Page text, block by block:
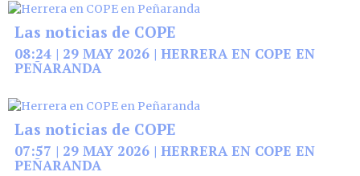
Las noticias de COPE
08:24 | 29 MAY 2026 | HERRERA EN COPE EN
PEÑARANDA
Las noticias de COPE
07:57 | 29 MAY 2026 | HERRERA EN COPE EN
PEÑARANDA